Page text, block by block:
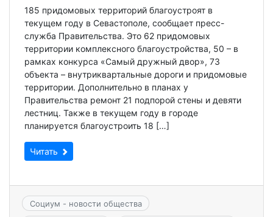
185 придомовых территорий благоустроят в
текущем году в Севастополе, сообщает пресс-
служба Правительства. Это 62 придомовых
территории комплексного благоустройства, 50 – в
рамках конкурса «Самый дружный двор», 73
объекта – внутриквартальные дороги и придомовые
территории. Дополнительно в планах у
Правительства ремонт 21 подпорой стены и девяти
лестниц. Также в текущем году в городе
планируется благоустроить 18 […]
Читать
Социум - новости общества